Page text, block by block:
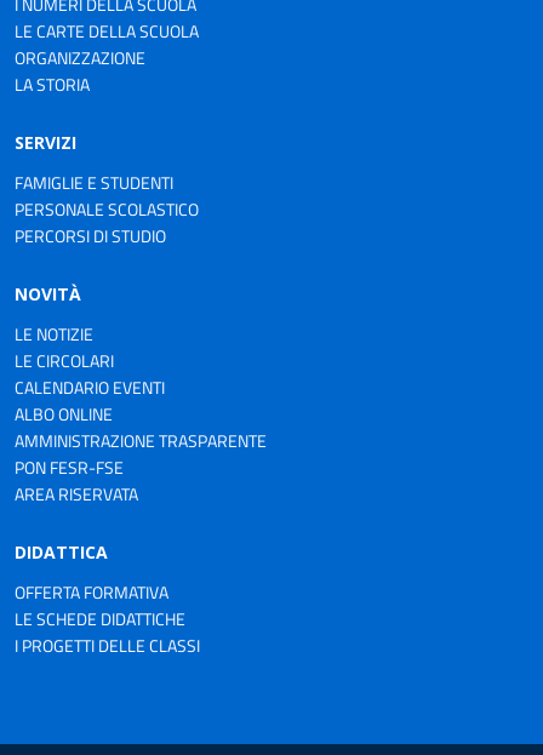
LE CARTE DELLA SCUOLA
ORGANIZZAZIONE
LA STORIA
SERVIZI
FAMIGLIE E STUDENTI
PERSONALE SCOLASTICO
PERCORSI DI STUDIO
NOVITÀ
LE NOTIZIE
LE CIRCOLARI
CALENDARIO EVENTI
ALBO ONLINE
AMMINISTRAZIONE TRASPARENTE
PON FESR-FSE
AREA RISERVATA
DIDATTICA
OFFERTA FORMATIVA
LE SCHEDE DIDATTICHE
I PROGETTI DELLE CLASSI